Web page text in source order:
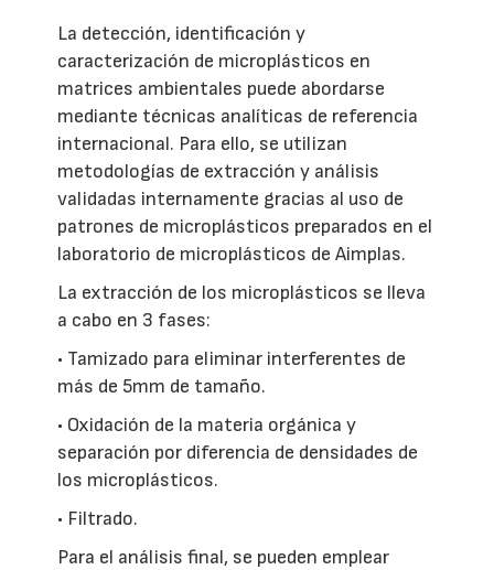
La detección, identificación y
caracterización de microplásticos en
matrices ambientales puede abordarse
mediante técnicas analíticas de referencia
internacional. Para ello, se utilizan
metodologías de extracción y análisis
validadas internamente gracias al uso de
patrones de microplásticos preparados en el
laboratorio de microplásticos de Aimplas.
La extracción de los microplásticos se lleva
a cabo en 3 fases:
• Tamizado para eliminar interferentes de
más de 5mm de tamaño.
• Oxidación de la materia orgánica y
separación por diferencia de densidades de
los microplásticos.
• Filtrado.
Para el análisis final, se pueden emplear